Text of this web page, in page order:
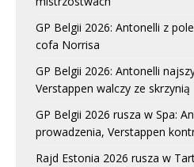
GP Belgii 2026: Antonelli z
cofa Norrisa
GP Belgii 2026: Antonelli
Verstappen walczy ze skrzynią
GP Belgii 2026 rusza w Spa:
prowadzenia, Verstappen
Rajd Estonia 2026 rusza w